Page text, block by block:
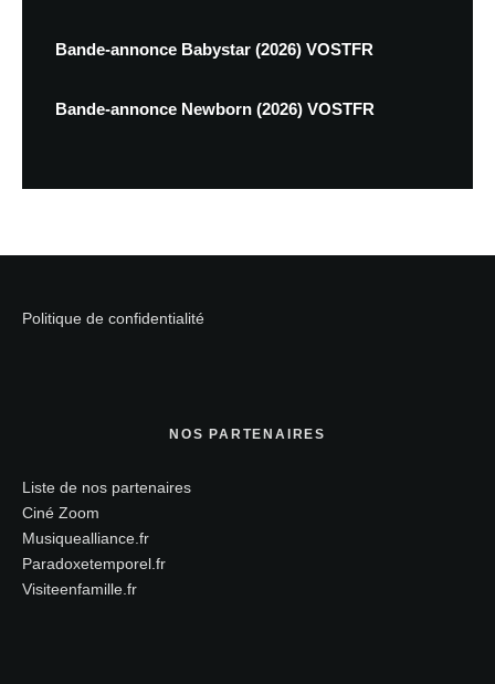
Bande-annonce Babystar (2026) VOSTFR
Bande-annonce Newborn (2026) VOSTFR
Politique de confidentialité
NOS PARTENAIRES
Liste de nos partenaires
Ciné Zoom
Musiquealliance.fr
Paradoxetemporel.fr
Visiteenfamille.fr